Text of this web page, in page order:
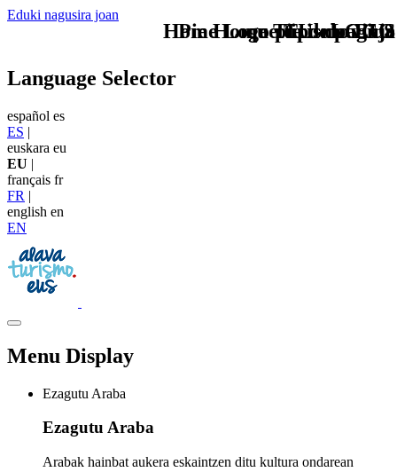
Eduki nagusira joan
TU - LOGO
Language Selector
español es
ES |
euskara eu
EU |
français fr
FR |
english en
EN
Menu Display
Ezagutu Araba
Ezagutu Araba
Arabak hainbat aukera eskaintzen ditu kultura ondarean
que tipo de viaje
Home Logo pie de página
Pie Home Turismo EUS